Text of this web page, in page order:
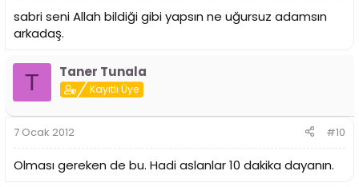
sabri seni Allah bildiği gibi yapsın ne uğursuz adamsın
arkadaş.
T Taner Tunala
Kayıtlı Üye
7 Ocak 2012 #10
Olması gereken de bu. Hadi aslanlar 10 dakika dayanın.